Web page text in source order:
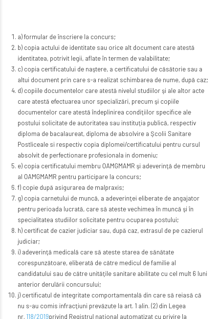
a) formular de înscriere la concurs;
b) copia actului de identitate sau orice alt document care atestă
identitatea, potrivit legii, aflate în termen de valabilitate;
c) copia certificatului de naştere, a certificatului de căsătorie sau a
altui document prin care s-a realizat schimbarea de nume, după caz;
d) copiile documentelor care atestă nivelul studiilor şi ale altor acte
care atestă efectuarea unor specializări, precum şi copiile
documentelor care atestă îndeplinirea condiţiilor specifice ale
postului solicitate de autoritatea sau instituţia publică, respectiv
diploma de bacalaureat, diploma de absolvire a Şcolii Sanitare
Postliceale si respectiv copia diplomei/certificatului pentru cursul
absolvit de perfectionare profesionala in domeniu;
e) copia certificatului membru OAMGMAMR şi adeverinţă de membru
al OAMGMAMR pentru participare la concurs;
f) copie după asigurarea de malpraxis;
g) copia carnetului de muncă, a adeverinţei eliberate de angajator
pentru perioada lucrată, care să ateste vechimea în muncă şi în
specialitatea studiilor solicitate pentru ocuparea postului;
h) certificat de cazier judiciar sau, după caz, extrasul de pe cazierul
judiciar;
i) adeverinţă medicală care să ateste starea de sănătate
corespunzătoare, eliberată de către medicul de familie al
candidatului sau de către unităţile sanitare abilitate cu cel mult 6 luni
anterior derulării concursului;
j) certificatul de integritate comportamentală din care să reiasă că
nu s-au comis infracţiuni prevăzute la art. 1 alin. (2) din Legea
nr. 118/2019privind Registrul naţional automatizat cu privire la